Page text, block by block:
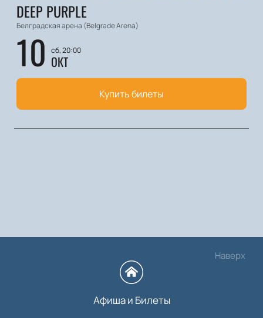
DEEP PURPLE
Белградская арена (Belgrade Arena)
10 сб, 20:00
ОКТ
Купить билеты
Наверх
Афиша и Билеты